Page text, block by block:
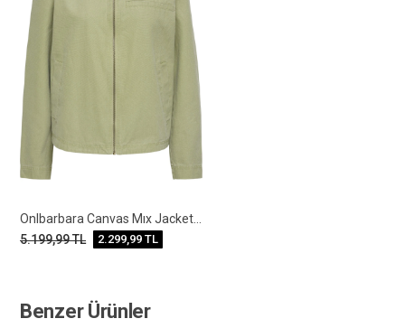
5.199,99TL 2.299,99 TL
Benzer Ürünler